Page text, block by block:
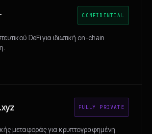
CONFIDENTIAL
DeFi για ιδιωτική on-chain
FULLY PRIVATE
μεταφοράς για κρυπτογραφημένη